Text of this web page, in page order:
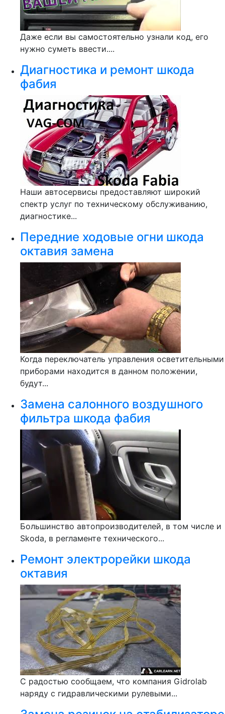
Даже если вы самостоятельно узнали код, его
нужно суметь ввести....
Диагностика и ремонт шкода
фабия
Наши автосервисы предоставляют широкий
спектр услуг по техническому обслуживанию,
диагностике...
Передние ходовые огни шкода
октавия замена
Когда переключатель управления осветительными
приборами находится в данном положении,
будут...
Замена салонного воздушного
фильтра шкода фабия
Большинство автопроизводителей, в том числе и
Skoda, в регламенте технического...
Ремонт электрорейки шкода
октавия
С радостью сообщаем, что компания Gidrolab
наряду с гидравлическими рулевыми...